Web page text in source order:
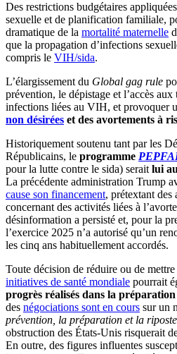
Des restrictions budgétaires
sexuelle et de planification familiale,
dramatique de la mortalité maternelle
que la propagation d’infections
compris le VIH/sida.
L’élargissement du Global gag rule
prévention, le dépistage et l’accès
infections liées au VIH, et provoquer
non désirées et des avortements à
Historiquement soutenu tant par les
Républicains, le programme
pour la lutte contre le sida) serait lui
La précédente administration Trump
cause son financement, prétextant des
concernant des activités liées à
désinformation a persisté et, pour la
l’exercice 2025 n’a autorisé qu’un
les cinq ans habituellement accordés.
Toute décision de réduire ou de
initiatives de santé mondiale pourrait
progrès réalisés dans la
des négociations sont en cours sur un
prévention, la préparation et la
obstruction des États-Unis risquerait
En outre, des figures influentes